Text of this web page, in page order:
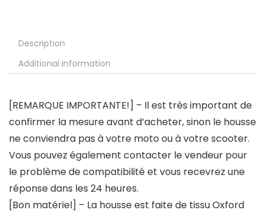
Description
Additional information
[REMARQUE IMPORTANTE!] – Il est très important de
confirmer la mesure avant d’acheter, sinon le housse
ne conviendra pas à votre moto ou à votre scooter.
Vous pouvez également contacter le vendeur pour
le problème de compatibilité et vous recevrez une
réponse dans les 24 heures.
[Bon matériel] – La housse est faite de tissu Oxford